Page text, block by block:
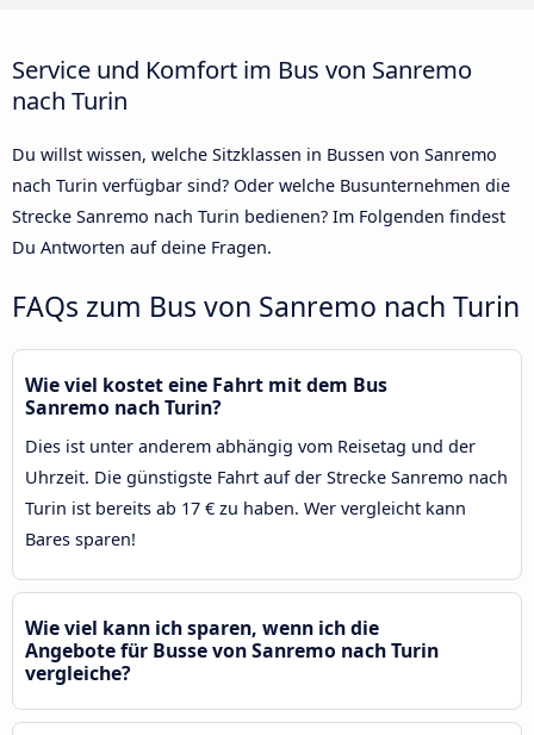
Service und Komfort im Bus von Sanremo
nach Turin
Du willst wissen, welche Sitzklassen in Bussen von Sanremo
nach Turin verfügbar sind? Oder welche Busunternehmen die
Strecke Sanremo nach Turin bedienen? Im Folgenden findest
Du Antworten auf deine Fragen.
FAQs zum Bus von Sanremo nach Turin
Wie viel kostet eine Fahrt mit dem Bus
Sanremo nach Turin?
Dies ist unter anderem abhängig vom Reisetag und der
Uhrzeit. Die günstigste Fahrt auf der Strecke Sanremo nach
Turin ist bereits ab 17 € zu haben. Wer vergleicht kann
Bares sparen!
Wie viel kann ich sparen, wenn ich die
Angebote für Busse von Sanremo nach Turin
vergleiche?